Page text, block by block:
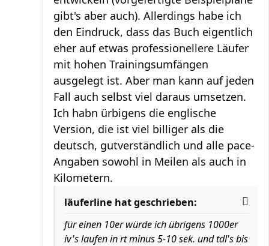
gibt's aber auch). Allerdings habe ich
den Eindruck, dass das Buch eigentlich
eher auf etwas professionellere Läufer
mit hohen Trainingsumfängen
ausgelegt ist. Aber man kann auf jeden
Fall auch selbst viel daraus umsetzen.
Ich habn ürbigens die englische
Version, die ist viel billiger als die
deutsch, gutverständlich und alle pace-
Angaben sowohl in Meilen als auch in
Kilometern.
läuferline hat geschrieben:
für einen 10er würde ich übrigens 1000er
iv's laufen in rt minus 5-10 sek. und tdl's bis